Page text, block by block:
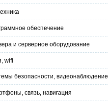
обеспечение
и серверное оборудование
wifi
безопасности, видеонаблюдение
связь, навигация